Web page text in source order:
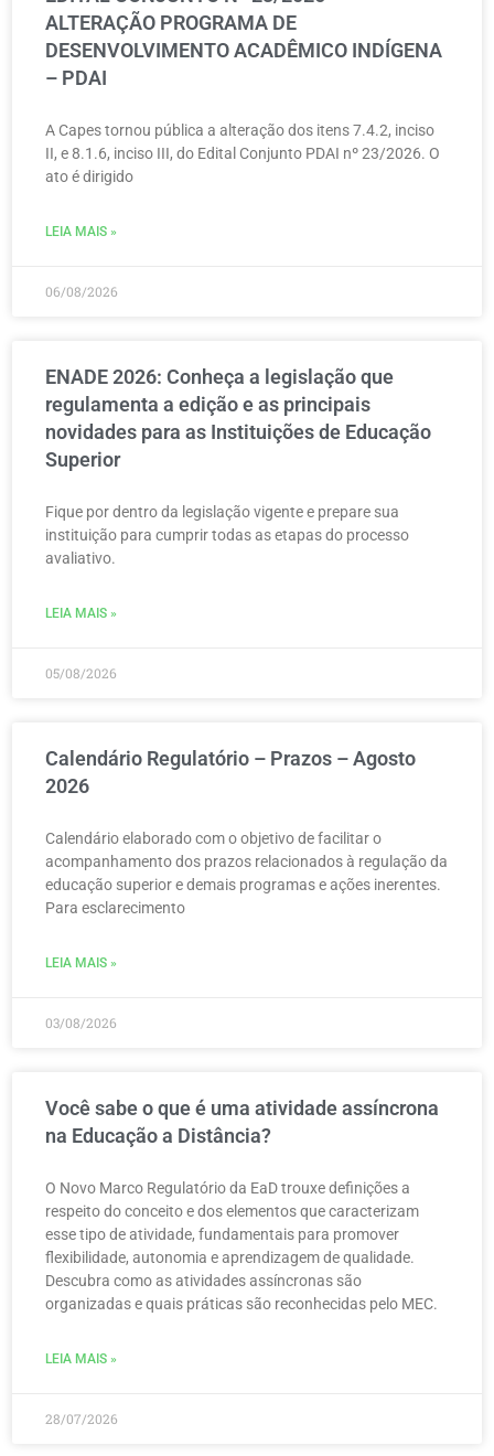
ALTERAÇÃO PROGRAMA DE
DESENVOLVIMENTO ACADÊMICO INDÍGENA
– PDAI
A Capes tornou pública a alteração dos itens 7.4.2, inciso
II, e 8.1.6, inciso III, do Edital Conjunto PDAI nº 23/2026. O
ato é dirigido
LEIA MAIS »
06/08/2026
ENADE 2026: Conheça a legislação que
regulamenta a edição e as principais
novidades para as Instituições de Educação
Superior
Fique por dentro da legislação vigente e prepare sua
instituição para cumprir todas as etapas do processo
avaliativo.
LEIA MAIS »
05/08/2026
Calendário Regulatório – Prazos – Agosto
2026
Calendário elaborado com o objetivo de facilitar o
acompanhamento dos prazos relacionados à regulação da
educação superior e demais programas e ações inerentes.
Para esclarecimento
LEIA MAIS »
03/08/2026
Você sabe o que é uma atividade assíncrona
na Educação a Distância?
O Novo Marco Regulatório da EaD trouxe definições a
respeito do conceito e dos elementos que caracterizam
esse tipo de atividade, fundamentais para promover
flexibilidade, autonomia e aprendizagem de qualidade.
Descubra como as atividades assíncronas são
organizadas e quais práticas são reconhecidas pelo MEC.
LEIA MAIS »
28/07/2026